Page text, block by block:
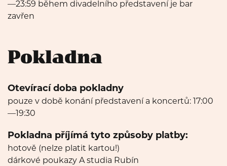
—23:59 během divadelního představení je bar
zavřen
Pokladna
Otevírací doba pokladny
pouze v době konání představení a koncertů: 17:00
—19:30
Pokladna příjímá tyto způsoby platby:
hotově (nelze platit kartou!)
dárkové poukazy A studia Rubín